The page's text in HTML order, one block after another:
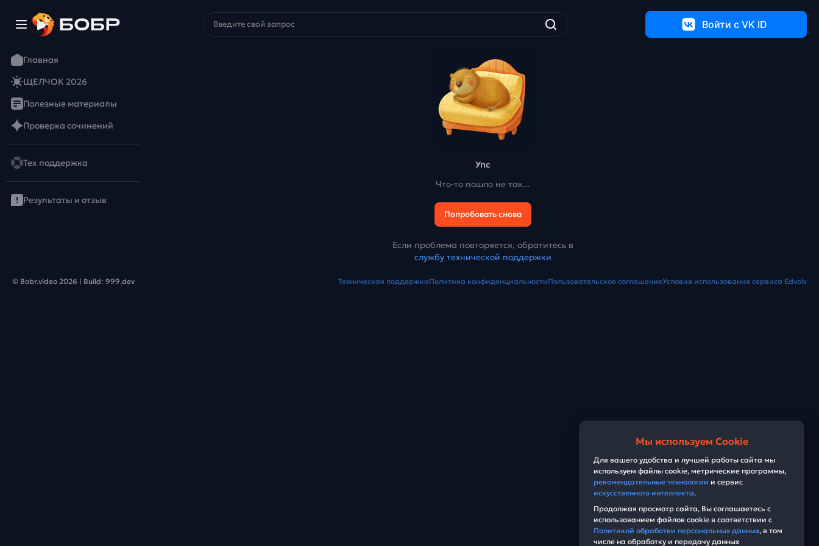
Войти c VK ID
Главная
ЩЕЛЧОК 2026
Полезные материалы
Проверка сочинений
Тех поддержка
Результаты и отзыв
Упс
Что-то пошло не так...
Попробовать снова
Если проблема повторяется, обратитесь в
службу технической поддержки
© Bobr.video 2026 | Build: 999.dev Техническая поддержкаПолитика конфиденциальностиПользовательское соглашениеУсловия использования сервиса Edvolv
Мы используем Cookie
Для вашего удобства и лучшей работы сайта мы
используем файлы cookie, метрические программы,
рекомендательные технологии и сервис
искусственного интеллекта.
Продолжая просмотр сайта, Вы соглашаетесь с
использованием файлов cookie в соответствии с
Политикой обработки персональных данных, в том
числе на обработку и передачу данных